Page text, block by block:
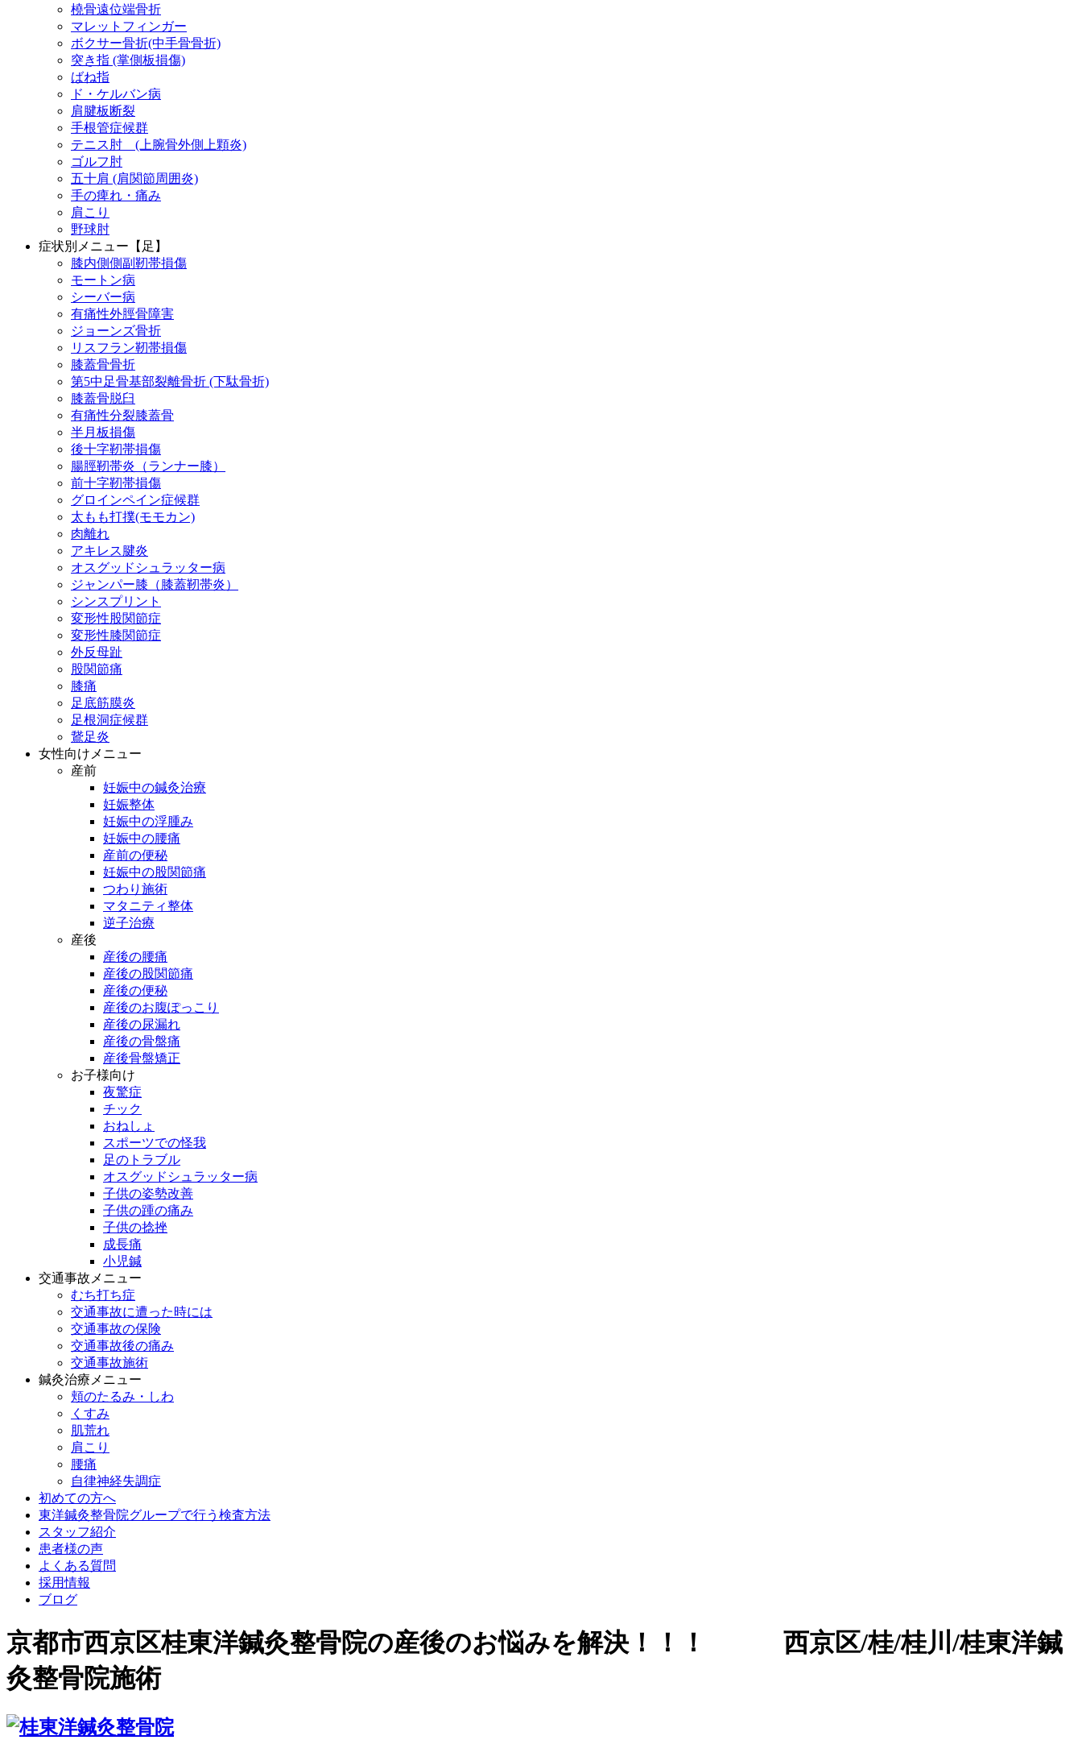
橈骨遠位端骨折
マレットフィンガー
ボクサー骨折(中手骨骨折)
突き指 (掌側板損傷)
ばね指
ド・ケルバン病
肩腱板断裂
手根管症候群
テニス肘 (上腕骨外側上顆炎)
ゴルフ肘
五十肩 (肩関節周囲炎)
手の痺れ・痛み
肩こり
野球肘
症状別メニュー【足】
膝内側側副靭帯損傷
モートン病
シーバー病
有痛性外脛骨障害
ジョーンズ骨折
リスフラン靭帯損傷
膝蓋骨骨折
第5中足骨基部裂離骨折 (下駄骨折)
膝蓋骨脱臼
有痛性分裂膝蓋骨
半月板損傷
後十字靭帯損傷
腸脛靭帯炎（ランナー膝）
前十字靭帯損傷
グロインペイン症候群
太もも打撲(モモカン)
肉離れ
アキレス腱炎
オスグッドシュラッター病
ジャンパー膝（膝蓋靭帯炎）
シンスプリント
変形性股関節症
変形性膝関節症
外反母趾
股関節痛
膝痛
足底筋膜炎
足根洞症候群
鵞足炎
女性向けメニュー
産前
妊娠中の鍼灸治療
妊娠整体
妊娠中の浮腫み
妊娠中の腰痛
産前の便秘
妊娠中の股関節痛
つわり施術
マタニティ整体
逆子治療
産後
産後の腰痛
産後の股関節痛
産後の便秘
産後のお腹ぽっこり
産後の尿漏れ
産後の骨盤痛
産後骨盤矯正
お子様向け
夜驚症
チック
おねしょ
スポーツでの怪我
足のトラブル
オスグッドシュラッター病
子供の姿勢改善
子供の踵の痛み
子供の捻挫
成長痛
小児鍼
交通事故メニュー
むち打ち症
交通事故に遭った時には
交通事故の保険
交通事故後の痛み
交通事故施術
鍼灸治療メニュー
頬のたるみ・しわ
くすみ
肌荒れ
肩こり
腰痛
自律神経失調症
初めての方へ
東洋鍼灸整骨院グループで行う検査方法
スタッフ紹介
患者様の声
よくある質問
採用情報
ブログ
京都市西京区桂東洋鍼灸整骨院の産後のお悩みを解決！！！ 西京区/桂/桂川/桂東洋鍼
灸整骨院施術